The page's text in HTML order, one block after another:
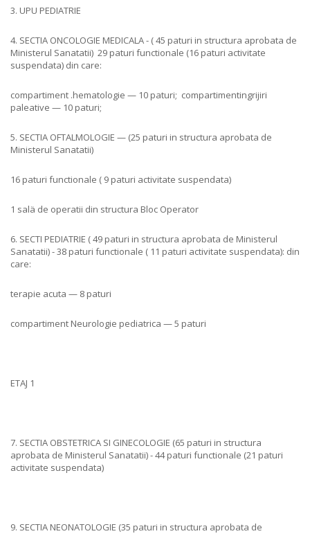
3. UPU PEDIATRIE
4. SECTIA ONCOLOGIE MEDICALA - ( 45 paturi in structura aprobata de
Ministerul Sanatatii) 29 paturi functionale (16 paturi activitate
suspendata) din care:
compartiment .hematologie — 10 paturi; compartimentingrijiri
paleative — 10 paturi;
5. SECTIA OFTALMOLOGIE — (25 paturi in structura aprobata de
Ministerul Sanatatii)
16 paturi functionale ( 9 paturi activitate suspendata)
1 salä de operatii din structura Bloc Operator
6. SECTI PEDIATRIE ( 49 paturi in structura aprobata de Ministerul
Sanatatii) - 38 paturi functionale ( 11 paturi activitate suspendata): din
care:
terapie acuta — 8 paturi
compartiment Neurologie pediatrica — 5 paturi
ETAJ 1
7. SECTIA OBSTETRICA SI GINECOLOGIE (65 paturi in structura
aprobata de Ministerul Sanatatii) - 44 paturi functionale (21 paturi
activitate suspendata)
9. SECTIA NEONATOLOGIE (35 paturi in structura aprobata de